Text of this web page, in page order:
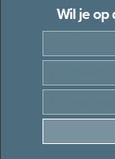
Wil je op